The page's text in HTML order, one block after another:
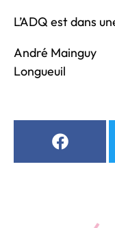
L’ADQ est dans
André Mainguy
Longueuil